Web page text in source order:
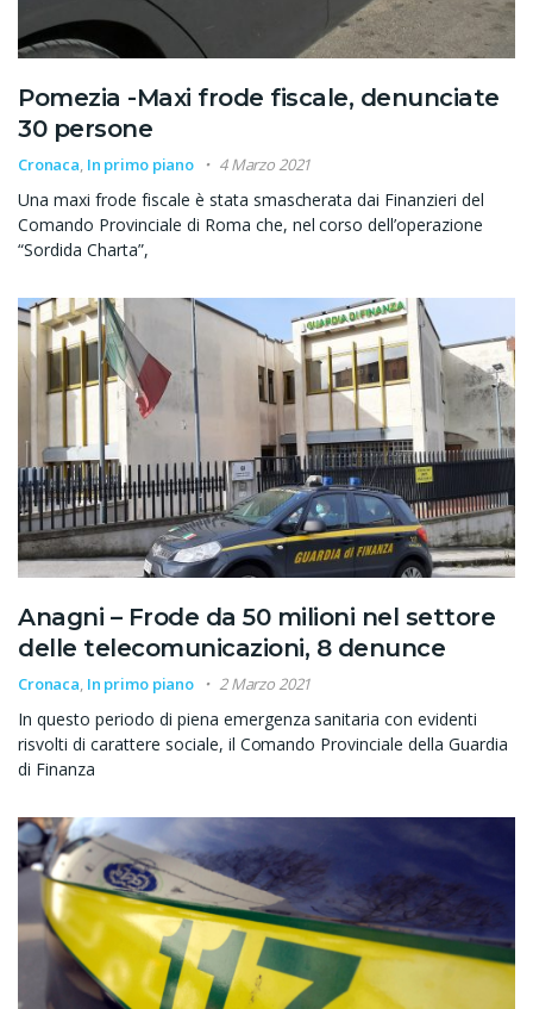
Pomezia -Maxi frode fiscale, denunciate
30 persone
Cronaca, In primo piano 4 Marzo 2021
Una maxi frode fiscale è stata smascherata dai Finanzieri del
Comando Provinciale di Roma che, nel corso dell’operazione
“Sordida Charta”,
Anagni – Frode da 50 milioni nel settore
delle telecomunicazioni, 8 denunce
Cronaca, In primo piano 2 Marzo 2021
In questo periodo di piena emergenza sanitaria con evidenti
risvolti di carattere sociale, il Comando Provinciale della Guardia
di Finanza